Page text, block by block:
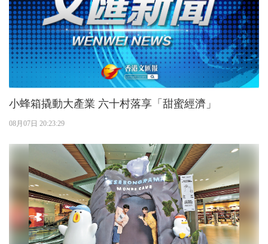
小蜂箱撬動大產業 六十村落享「甜蜜經濟」
08月07日 20:23:29